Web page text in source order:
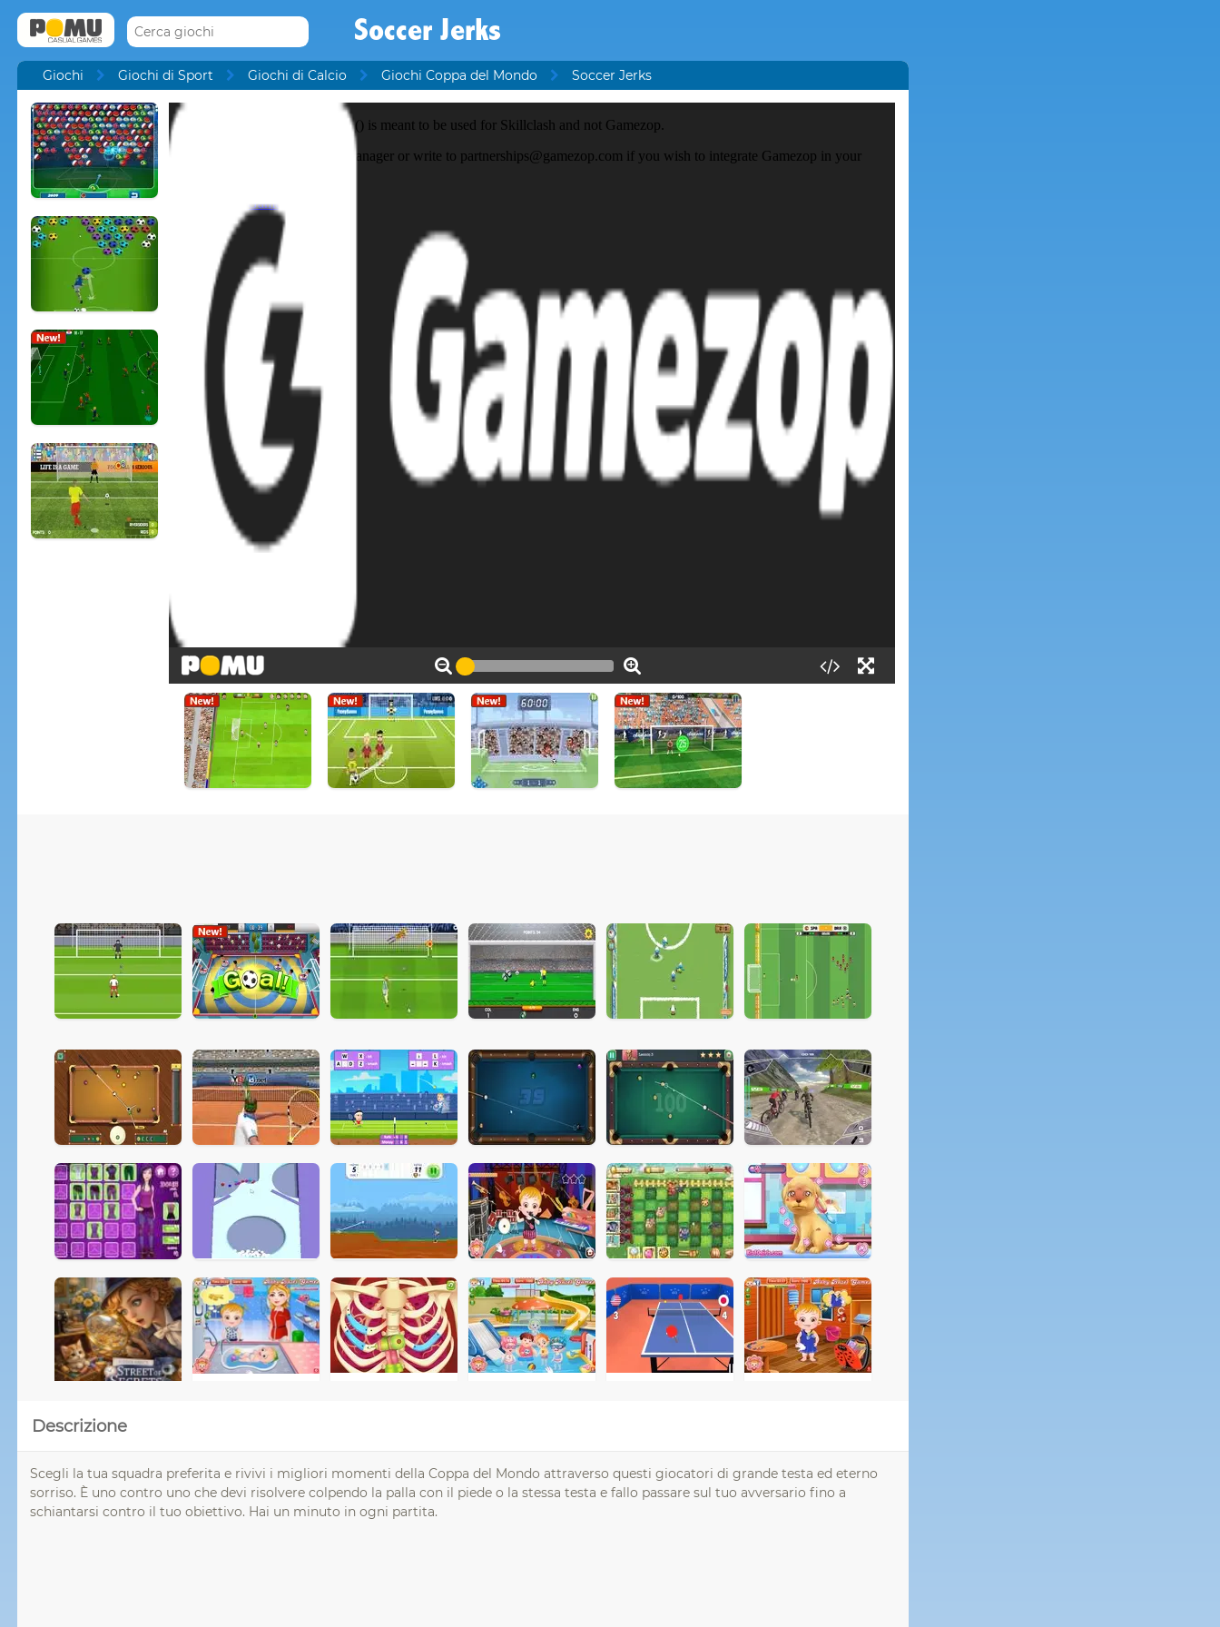
Soccer Jerks
Giochi Giochi di Sport Giochi di Calcio Giochi Coppa del Mondo Soccer Jerks
Descrizione
Scegli la tua squadra preferita e rivivi i migliori momenti della Coppa del Mondo attraverso questi giocatori di grande testa ed eterno
sorriso. È uno contro uno che devi risolvere colpendo la palla con il piede o la stessa testa e fallo passare sul tuo avversario fino a
schiantarsi contro il tuo obiettivo. Hai un minuto in ogni partita.